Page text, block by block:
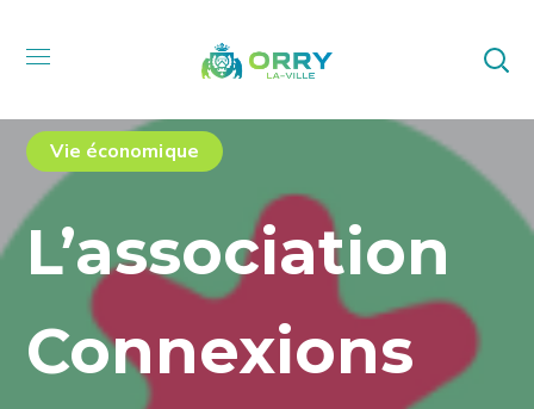
Vie économique
L’association
Connexions